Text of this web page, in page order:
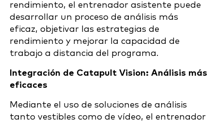
rendimiento, el entrenador asistente puede
desarrollar un proceso de análisis más
eficaz, objetivar las estrategias de
rendimiento y mejorar la capacidad de
trabajo a distancia del programa.
Integración de Catapult Vision: Análisis más
eficaces
Mediante el uso de soluciones de análisis
tanto vestibles como de vídeo, el entrenador